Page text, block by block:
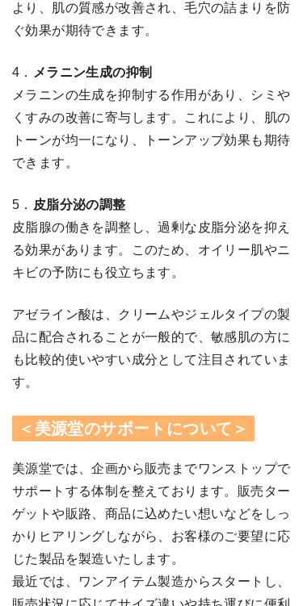
より、肌の質感が改善され、毛穴の詰まりを防
ぐ効果が期待できます。
4．
メラニン生成の抑制
メラニンの生成を抑制する作用があり、シミや
くすみの改善に寄与します。これにより、肌の
トーンが均一になり、トーンアップ効果も期待
できます。
5． 皮脂分泌の調整
皮脂腺の働きを調整し、過剰な皮脂分泌を抑え
る効果があります。このため、オイリー肌やニ
キビの予防にも役立ちます。
アゼライン酸は、クリームやジェルタイプの製
品に配合されることが一般的で、敏感肌の方に
も比較的使いやすい成分として注目されていま
す。
＜美源堂のサポートについて＞
美源堂では、企画から販売までワンストップで
サポートする体制を整えております。販売ター
ゲットや販路、商品に込めたい想いなどをしっ
かりヒアリングしながら、お客様のご要望に応
じた製品を製造いたします。
最近では、ワンアイテム製造からスタートし、